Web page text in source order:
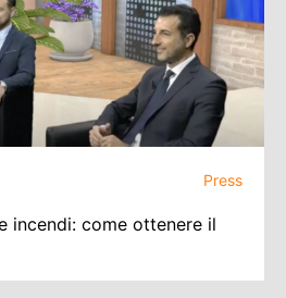
Press
incendi: come ottenere il